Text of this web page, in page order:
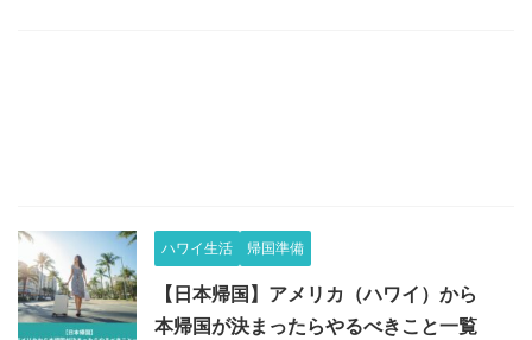
ハワイ生活 帰国準備
【日本帰国】アメリカ（ハワイ）から
本帰国が決まったらやるべきこと一覧